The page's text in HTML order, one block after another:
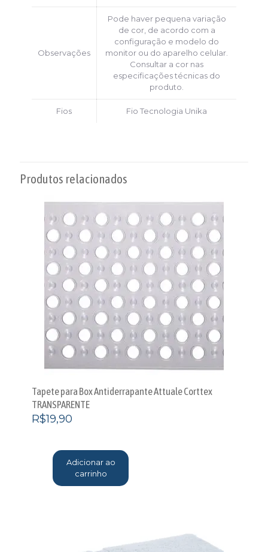
Observações
Pode haver pequena variação
de cor, de acordo com a
configuração e modelo do
monitor ou do aparelho celular.
Consultar a cor nas
especificações técnicas do
produto.
Fios Fio Tecnologia Unika
Produtos relacionados
Tapete para Box Antiderrapante Attuale Corttex
TRANSPARENTE
R$19,90
Adicionar ao
carrinho